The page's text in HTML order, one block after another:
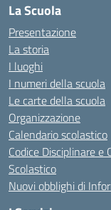
La Scuola
Presentazione
La storia
I luoghi
I numeri della scuola
Le carte della scuola
Organizzazione
Calendario scolastico
Codice Disciplinare
Scolastico
Nuovi obblighi di